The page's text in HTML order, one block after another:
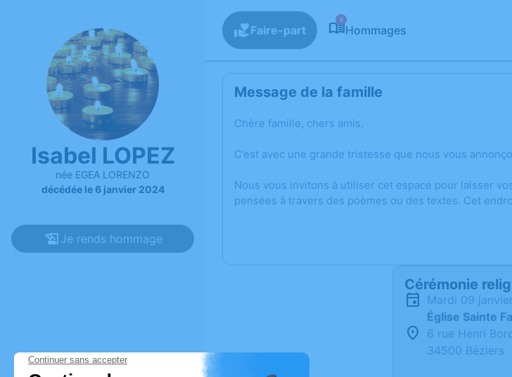
Isabel LOPEZ
née EGEA LORENZO
décédée le 6 janvier 2024
Je rends hommage
Faire-part
6
Hommages
Message de la famille
Chère famille, chers amis,
C’est avec une grande tristesse que nous vous
Nous vous invitons à utiliser cet espace pour laisser
pensées à travers des poèmes ou des textes. Cet
Cérémonie
mardi 09
Église Sainte
6 rue Henri
34500 Béziers